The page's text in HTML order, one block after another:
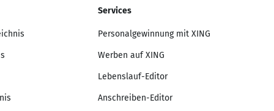
Services
Personalgewinnung mit XING
Werben auf XING
Lebenslauf-Editor
Anschreiben-Editor